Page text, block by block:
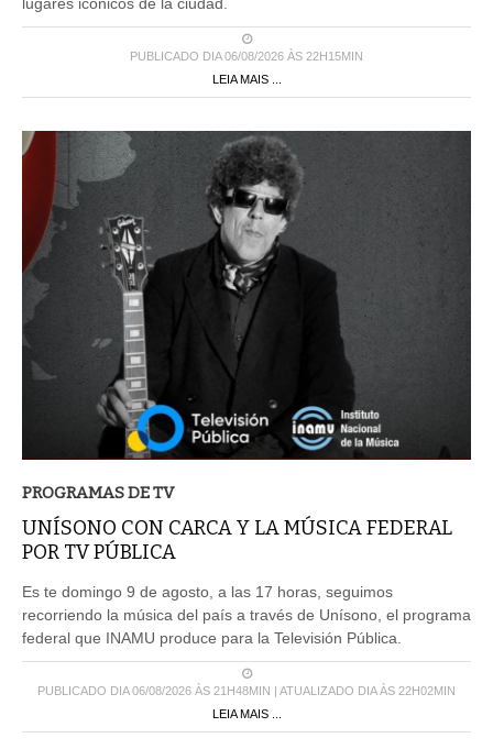
PUBLICADO DIA 06/08/2026 ÀS 22H15MIN
LEIA MAIS ...
PROGRAMAS DE TV
UNÍSONO CON CARCA Y LA MÚSICA FEDERAL
POR TV PÚBLICA
Es te domingo 9 de agosto, a las 17 horas, seguimos
recorriendo la música del país a través de Unísono, el programa
federal que INAMU produce para la Televisión Pública.
PUBLICADO DIA 06/08/2026 ÀS 21H48MIN | ATUALIZADO DIA ÀS 22H02MIN
LEIA MAIS ...